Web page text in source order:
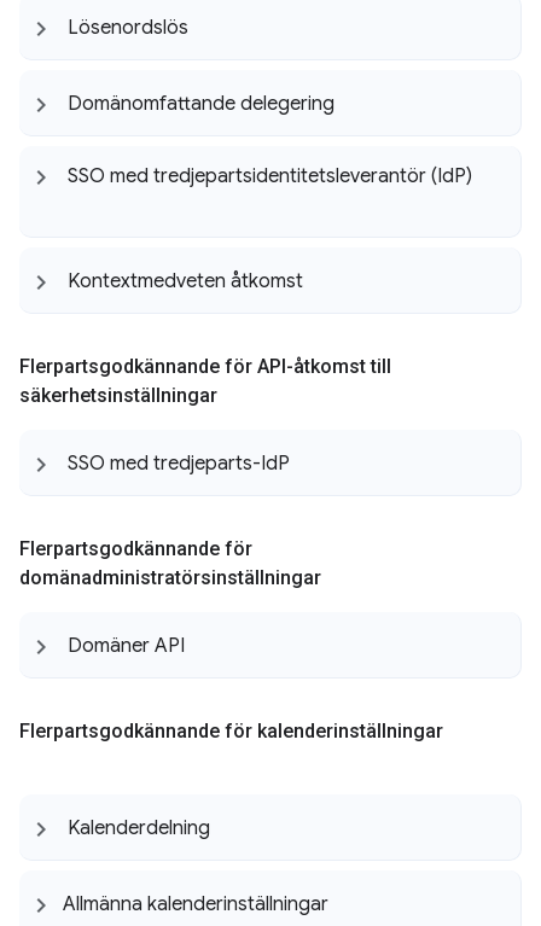
Lösenordslös
Domänomfattande delegering
SSO med tredjepartsidentitetsleverantör (IdP)
Kontextmedveten åtkomst
Flerpartsgodkännande för API-åtkomst till
säkerhetsinställningar
SSO med tredjeparts-IdP
Flerpartsgodkännande för
domänadministratörsinställningar
Domäner API
Flerpartsgodkännande för kalenderinställningar
Kalenderdelning
Allmänna kalenderinställningar